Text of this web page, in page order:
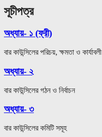
সূচীপত্র
অধ্যায়- ১ (ফ্রী)
বার কাউন্সিলের পরিচয়, ক্ষমতা ও কার্যাবলী
অধ্যায়- ২
বার কাউন্সিলের গঠন ও নির্বাচন
অধ্যায়- ৩
বার কাউন্সিলের কমিটি সমূহ